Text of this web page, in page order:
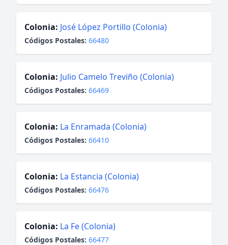
Colonia: José López Portillo (Colonia)
Códigos Postales: 66480
Colonia: Julio Camelo Treviño (Colonia)
Códigos Postales: 66469
Colonia: La Enramada (Colonia)
Códigos Postales: 66410
Colonia: La Estancia (Colonia)
Códigos Postales: 66476
Colonia: La Fe (Colonia)
Códigos Postales: 66477